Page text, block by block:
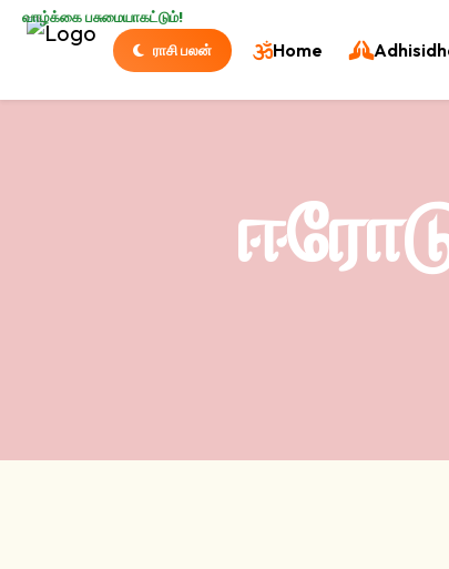
வாழ்க்கை பசுமையாகட்டும்!
ராசி பலன் Home